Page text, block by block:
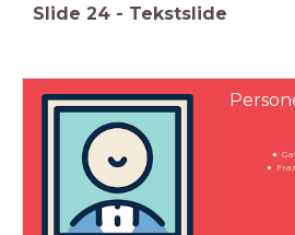
Slide 24 - Tekstslide